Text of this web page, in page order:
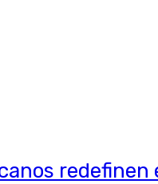
redefinen